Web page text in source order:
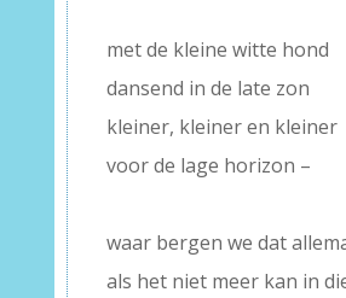
met de kleine witte hond
dansend in de late zon
kleiner, kleiner en kleiner
voor de lage horizon –
waar bergen we dat
als het niet meer kan in